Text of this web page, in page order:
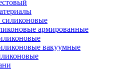
армированные
вакуумные